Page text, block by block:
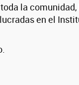
la
en el